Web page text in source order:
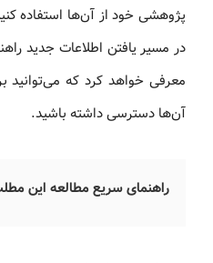
پژوهشی خود از آن‌ها استفاده
در مسیر یافتن اطلاعات جدید
معرفی خواهد کرد که
آن‌ها دسترسی داشته باشید.
راهنمای سریع مطالعه این